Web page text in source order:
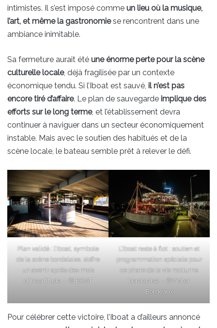
intimistes. Il s’est imposé comme un lieu où la musique,
l’art, et même la gastronomiese rencontrent dans une
ambiance inimitable.
Sa fermeture aurait été une énorme perte pour la scène
culturelle locale, déjà fragilisée par un contexte
économique tendu. Si l’Iboat est sauvé, il n’est pas
encore tiré d’affaire. Le plan de sauvegarde implique des
efforts sur le long terme, et l’établissement devra
continuer à naviguer dans un secteur économiquement
instable. Mais avec le soutien des habitués et de la
scène locale, le bateau semble prêt à relever le défi.
Plan validé : l’Iboat, symbole
de la scène bordelaise, s’offre
un avenir après des mois
d’incertitude. – ©IBOAT
L’Iboat reste à flot : soutien et
programmation spéciale pour
ce phare de la vie nocturne
bordelaise. – ©Visiter
Bordeaux
Pour célébrer cette victoire, l’Iboat a d’ailleurs annoncé